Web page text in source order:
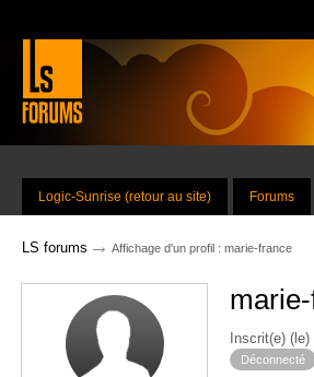
Logic-Sunrise (retour au site) Forums
LS forums → Affichage d'un profil : marie-france
Inscrit(e)
Déconnecté